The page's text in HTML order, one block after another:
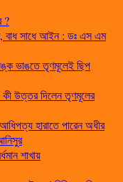
?
বাধ সাধে আইন : ডঃ এস এম
ভাঙতে তৃণমূলেই ছিপ
উত্তর দিলেন তৃণমূলের
হারাতে পারেন অধীর
শাখায়